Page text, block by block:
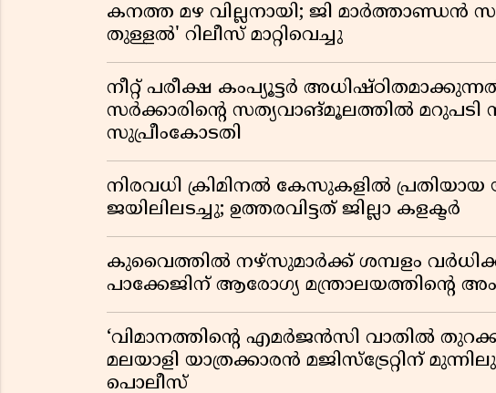
കനത്ത മഴ വില്ലനായി; ജി മാർത്താണ്ഡൻ
തുള്ളൽ' റിലീസ് മാറ്റിവെച്ചു
നീറ്റ് പരീക്ഷ കംപ്യൂട്ടർ
സർക്കാരിൻ്റെ സത്യവാങ്മൂലത്തിൽ
സുപ്രീംകോടതി
നിരവധി ക്രിമിനൽ കേസുകളിൽ പ്രതിയായ
ജയിലിലടച്ചു; ഉത്തരവിട്ടത് ജില്ലാ കളക്ടർ
കുവൈത്തിൽ നഴ്‌സുമാർക്ക് ശമ്പളം
പാക്കേജിന് ആരോഗ്യ മന്ത്രാലയത്തിൻ്റെ
‘വിമാനത്തിൻ്റെ എമർജൻസി വാതിൽ
മലയാളി യാത്രക്കാരൻ മജിസ്ട്രേറ്റിന്
പൊലീസ്